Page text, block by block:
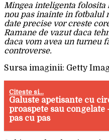
Mingea inteligenta folosita
nou pas inainte in fotbalul
date precise vor creste
Ramane de vazut daca
daca vom avea un turneu
controverse.
Sursa imaginii: Getty
Citeste si...
Galuste apetisante cu
proaspete sau congelate
pas cu pas